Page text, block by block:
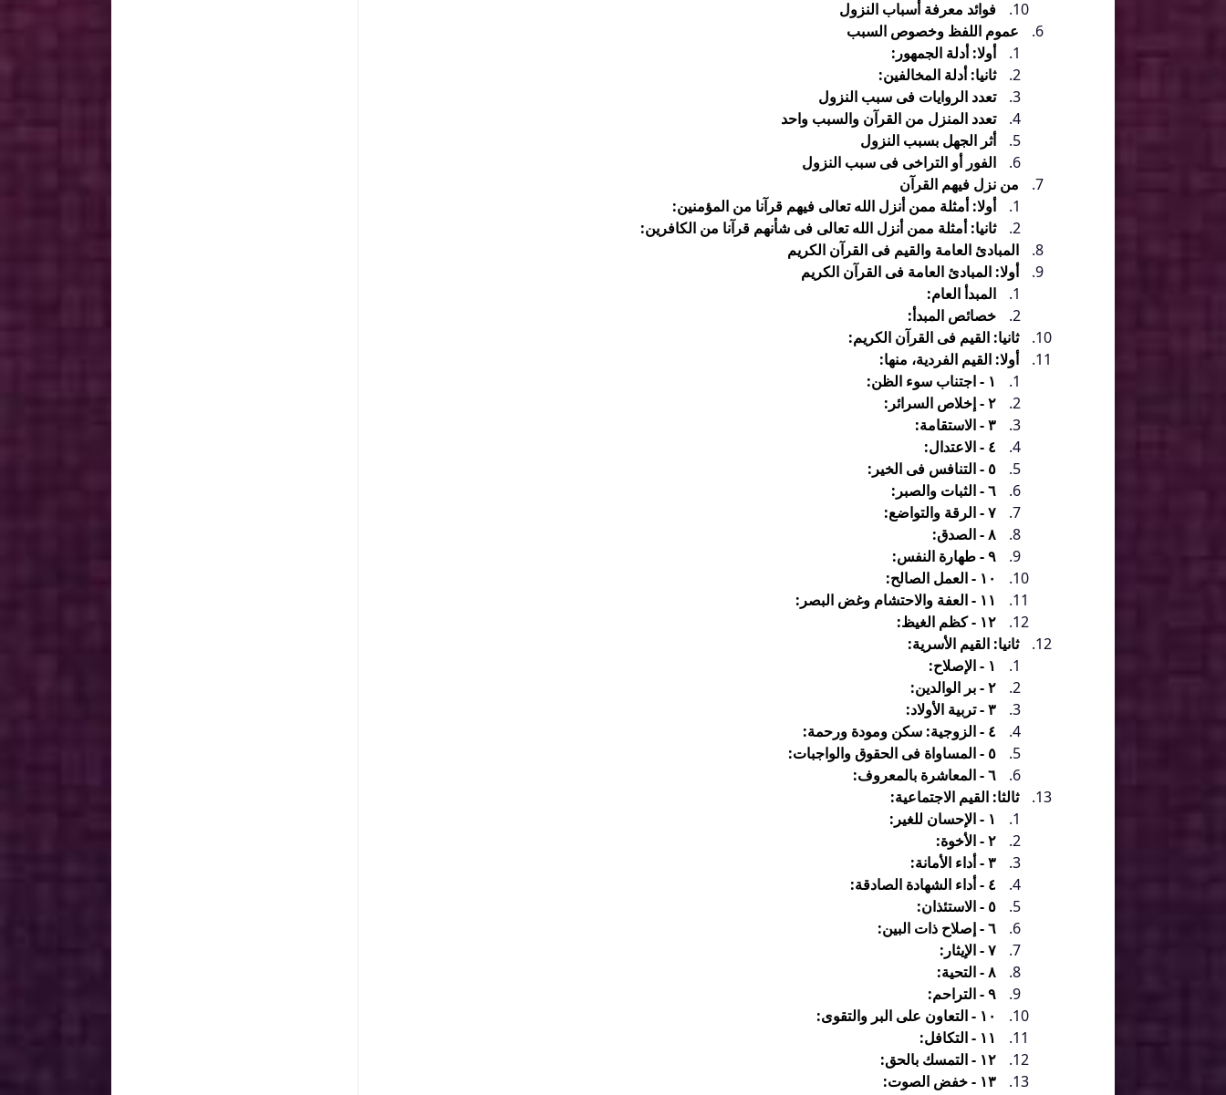
فوائد معرفة أسباب النزول
عموم اللفظ وخصوص السبب
أولا: أدلة الجمهور:
ثانيا: أدلة المخالفين:
تعدد الروايات فى سبب النزول
تعدد المنزل من القرآن والسبب واحد
أثر الجهل بسبب النزول
الفور أو التراخى فى سبب النزول
من نزل فيهم القرآن
أولا: أمثلة ممن أنزل الله تعالى فيهم قرآنا من المؤمنين:
ثانيا: أمثلة ممن أنزل الله تعالى فى شأنهم قرآنا من الكافرين:
المبادئ العامة والقيم فى القرآن الكريم
أولا: المبادئ العامة فى القرآن الكريم
المبدأ العام:
خصائص المبدأ:
ثانيا: القيم فى القرآن الكريم:
أولا: القيم الفردية، منها:
١ - اجتناب سوء الظن:
٢ - إخلاص السرائر:
٣ - الاستقامة:
٤ - الاعتدال:
٥ - التنافس فى الخير:
٦ - الثبات والصبر:
٧ - الرقة والتواضع:
٨ - الصدق:
٩ - طهارة النفس:
١٠ - العمل الصالح:
١١ - العفة والاحتشام وغض البصر:
١٢ - كظم الغيظ:
ثانيا: القيم الأسرية:
١ - الإصلاح:
٢ - بر الوالدين:
٣ - تربية الأولاد:
٤ - الزوجية: سكن ومودة ورحمة:
٥ - المساواة فى الحقوق والواجبات:
٦ - المعاشرة بالمعروف:
ثالثا: القيم الاجتماعية:
١ - الإحسان للغير:
٢ - الأخوة:
٣ - أداء الأمانة:
٤ - أداء الشهادة الصادقة:
٥ - الاستئذان:
٦ - إصلاح ذات البين:
٧ - الإيثار:
٨ - التحية:
٩ - التراحم:
١٠ - التعاون على البر والتقوى:
١١ - التكافل:
١٢ - التمسك بالحق:
١٣ - خفض الصوت: